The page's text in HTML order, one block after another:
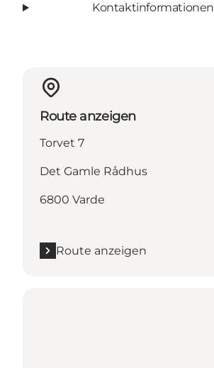
Kontaktinformationen
Route anzeigen
Torvet 7
Det Gamle Rådhus
6800 Varde
Route anzeigen